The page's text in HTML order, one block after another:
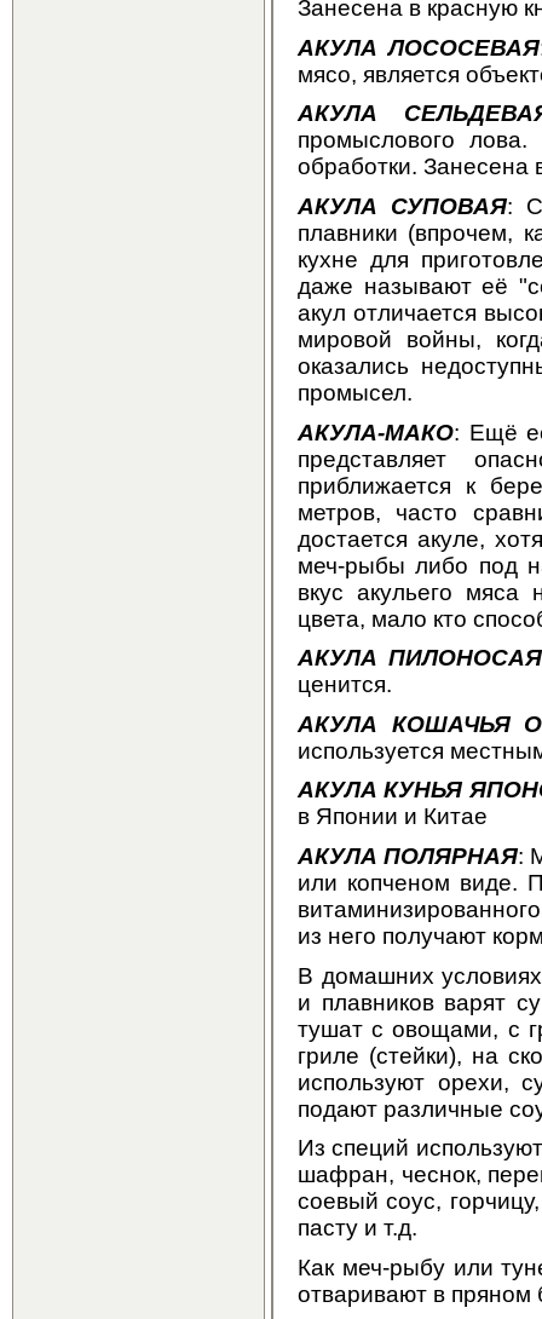
Занесена в красную
АКУЛА ЛОСОСЕВАЯ
мясо, является
АКУЛА
промыслового
обработки. Занесена
АКУЛА СУПОВАЯ:
плавники (впрочем,
кухне для
даже называют её
акул отличается
мировой войны,
оказались
промысел.
АКУЛА-МАКО: Ещё
представляет
приближается к
метров, часто
достается акуле,
меч-рыбы либо под
вкус акульего мяса
цвета, мало кто
АКУЛА ПИЛОНОСАЯ
ценится.
АКУЛА КОШАЧЬЯ
используется
АКУЛА КУНЬЯ
в Японии и Китае
АКУЛА ПОЛЯРНАЯ:
или копченом виде.
из него получают
В домашних
и плавников варят
тушат с овощами, с
гриле (стейки), на
используют орехи,
подают различные
Из специй
шафран, чеснок,
соевый соус,
пасту и т.д.
Как меч-рыбу или
отваривают в пряном